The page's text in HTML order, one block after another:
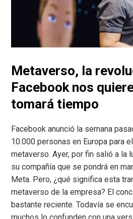
Metaverso, la
Facebook nos
tomará tiempo
Facebook anunció la semana
10.000 personas en Europa para
metaverso. Ayer, por fin salió a la
su compañía que se pondrá en
Meta. Pero, ¿qué significa esta
metaverso de la empresa? El
bastante reciente. Todavía se